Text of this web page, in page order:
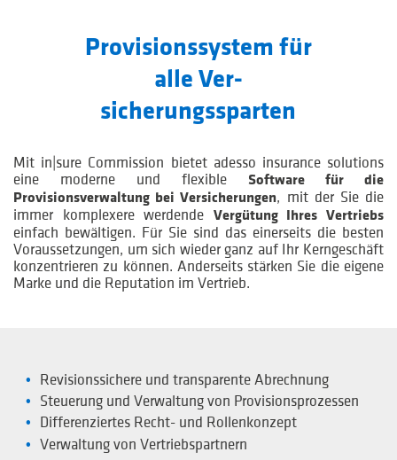
Provisionssystem für
alle Ver­
sicherungssparten
Mit in|sure Commission bietet adesso insurance solutions
eine moderne und flexible
Software für die
Provisionsverwaltung bei Versicherungen, mit der Sie die
immer komplexere werdende Vergütung Ihres Ver­triebs
einfach bewältigen. Für Sie sind das einerseits die besten
Voraussetzungen, um sich wieder ganz auf Ihr Kerngeschäft
konzentrieren zu können. Anderseits stärken Sie die eigene
Marke und die Reputation im Vertrieb.
Revisionssichere und transparente Abrechnung
Steuerung und Verwaltung von Provisionsprozessen
Differenziertes Recht- und Rollenkonzept
Verwaltung von Vertriebspartnern